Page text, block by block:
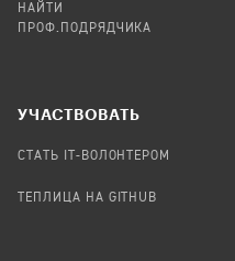
НАЙТИ
ПРОФ.ПОДРЯДЧИКА
УЧАСТВОВАТЬ
СТАТЬ IT-ВОЛОНТЕРОМ
ТЕПЛИЦА НА GITHUB